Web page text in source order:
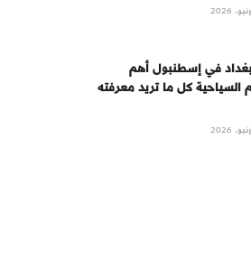
في إسطنبول أهم
السياحية كل ما تريد معرفته